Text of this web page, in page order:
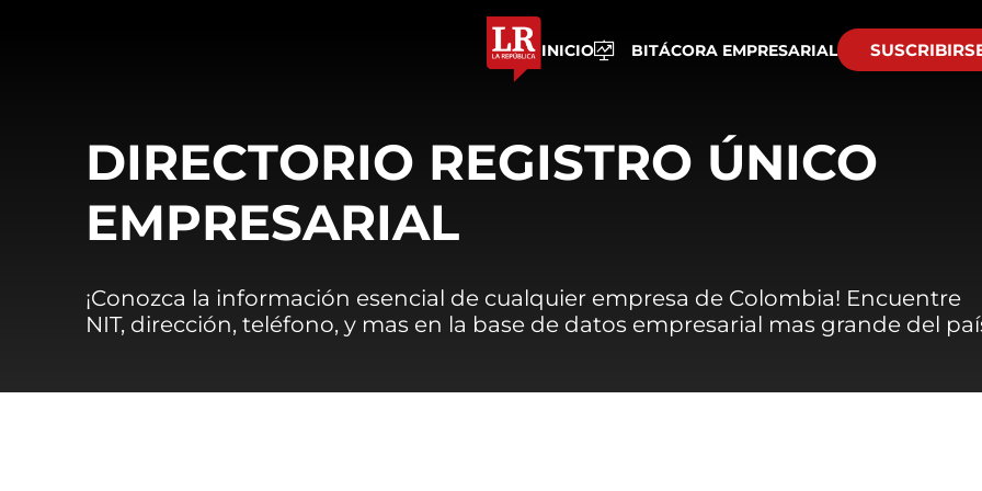
INICIO BITÁCORA EMPRESARIAL
DIRECTORIO REGISTRO ÚNICO
EMPRESARIAL
¡Conozca la información esencial de cualquier empresa de Colombia! Encuentre
NIT, dirección, teléfono, y mas en la base de datos empresarial mas grande del